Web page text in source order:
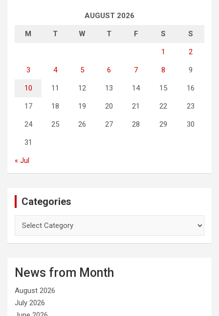
AUGUST 2026
M T W T F S S
1 2
3 4 5 6 7 8 9
10 11 12 13 14 15 16
17 18 19 20 21 22 23
24 25 26 27 28 29 30
31
« Jul
Categories
o
i
e
s
News from Month
August 2026
July 2026